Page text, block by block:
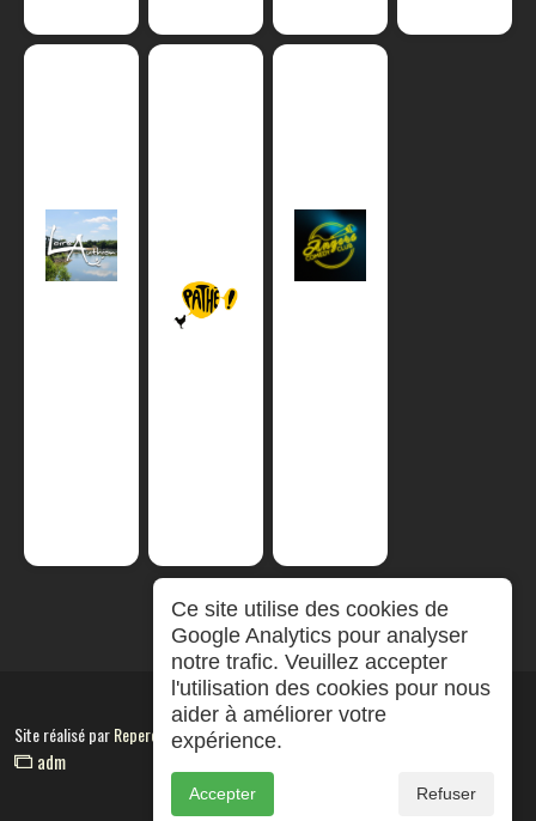
Site réalisé parRepereCom
adm
Ce site utilise des cookies de
Google Analytics pour analyser
notre trafic. Veuillez accepter
l'utilisation des cookies pour nous
aider à améliorer votre
expérience.
Accepter Refuser